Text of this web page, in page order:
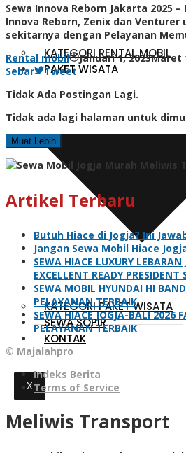
KATEGORI RENTAL MOBIL
PAKET WISATA
KATEGORI PAKET WISATA
SEWA SOPIR
KONTAK
X
Sewa Innova Reborn Jakarta 2025
Innova Reborn, Zenix dan
sekitarnya dengan Pelayanan
Rental mobil
Januari 1, 2023Maret
Sebar
Tweet
Tidak Ada Postingan Lagi.
Tidak ada lagi halaman untuk
Muat Lebih
Artikel Terbaru
Butuh Hiace di Jogja? Ini
Jangan Sewa Mobil Hiace
SEWA HIACE LUXURY LEBARAN
EXCELLENT READY PRESIDENT
SEWA MOBIL HYUNDAI HI
PELAYANAN TERBAIK
SEWA HIACE JOGJA-BALI 2026
PELAYANAN TERBAIK
© Majalahpro
Indeks Berita
Terms of Service
Meliwis Transport